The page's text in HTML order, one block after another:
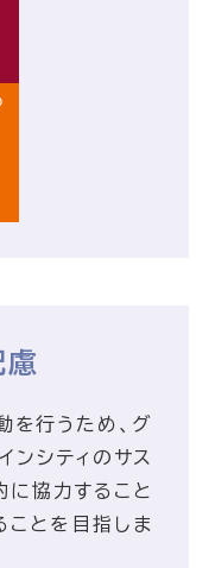
を行うため、グ
ンシティのサス
に協力すること
ことを目指しま